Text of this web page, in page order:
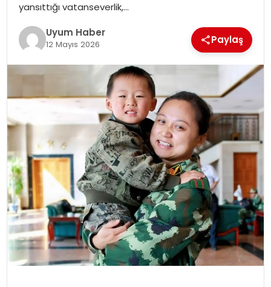
yansıttığı vatanseverlik,…
Uyum Haber
12 Mayıs 2026 Paylaş